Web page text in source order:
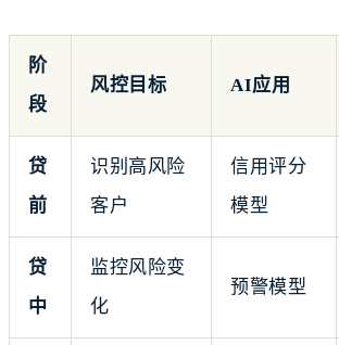
阶
段
风控目标 AI应用
贷
前
识别高风险
客户
信用评分
模型
贷
中
监控风险变
化
预警模型